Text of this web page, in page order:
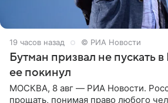
19 часов назад © РИА Новости
Бутман призвал не пускать
ее покинул
МОСКВА, 8 авг — РИА Новости.
прощать, понимая право любого